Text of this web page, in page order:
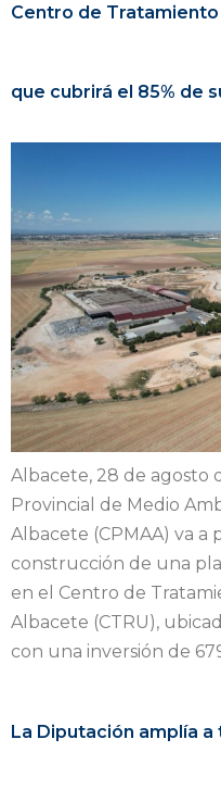
Centro de
que cubrirá el 85% de
Albacete, 28 de agosto
Provincial de Medio
Albacete (CPMAA) va a
construcción de una
en el Centro de
Albacete (CTRU),
con una inversión de
La Diputación amplía